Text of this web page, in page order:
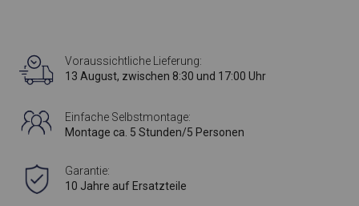
Voraussichtliche Lieferung:
13 August, zwischen 8:30 und 17:00 Uhr
Einfache Selbstmontage:
Montage ca. 5 Stunden/5 Personen
Garantie:
10 Jahre auf Ersatzteile